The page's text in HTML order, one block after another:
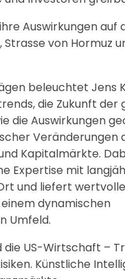
Auswirkungen auf
von Hormuz
beleuchtet Jens
die Zukunft der
die Auswirkungen
Veränderungen
Kapitalmärkte.
Expertise mit
und liefert wertvolle
dynamischen
Umfeld.
die US-Wirtschaft –
Künstliche